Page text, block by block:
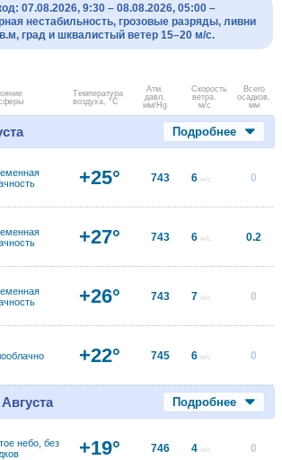
07.08.2026, 9:30 – 08.08.2026, 05:00 –
нестабильность, грозовые разряды, ливни
град и шквалистый ветер 15–20 м/с.
Температура
воздуха, °C
Атм.
давл.
мм/Hg
Скорость
ветра.
м/с
Всего
осадков,
мм
Подробнее
+25° 743 6 м/с 0
+27° 743 6 м/с 0.2
+26° 743 7 м/с 0
+22° 745 6 м/с 0
Подробнее
небо, без
+19° 746 4 м/с 0